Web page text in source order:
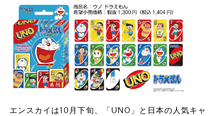
エンスカイは10月下旬、「UNO」と日本の人気キャ